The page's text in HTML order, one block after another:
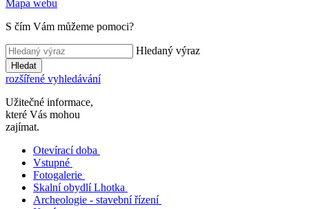
Mapa webu
S čím Vám můžeme pomoci?
Hledaný výraz
Hledat
rozšířené vyhledávání
Užitečné informace,
které Vás mohou
zajímat.
Otevírací doba
Vstupné
Fotogalerie
Skalní obydlí Lhotka
Archeologie - stavební řízení